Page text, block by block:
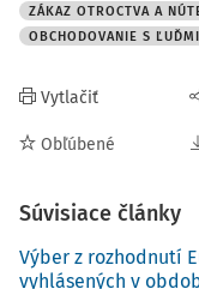
ZÁKAZ OTROCTVA A
OBCHODOVANIE S ĽUĎMI
Vytlačiť
Obľúbené
Súvisiace články
Výber z rozhodnutí
vyhlásených v